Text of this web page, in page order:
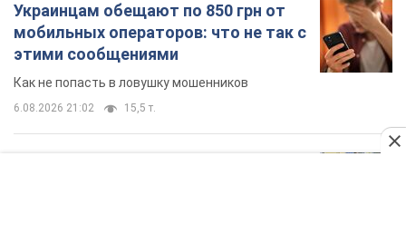
Украинцам обещают по 850 грн от
мобильных операторов: что не так с
этими сообщениями
Как не попасть в ловушку мошенников
6.08.2026 21:02 15,5 т.